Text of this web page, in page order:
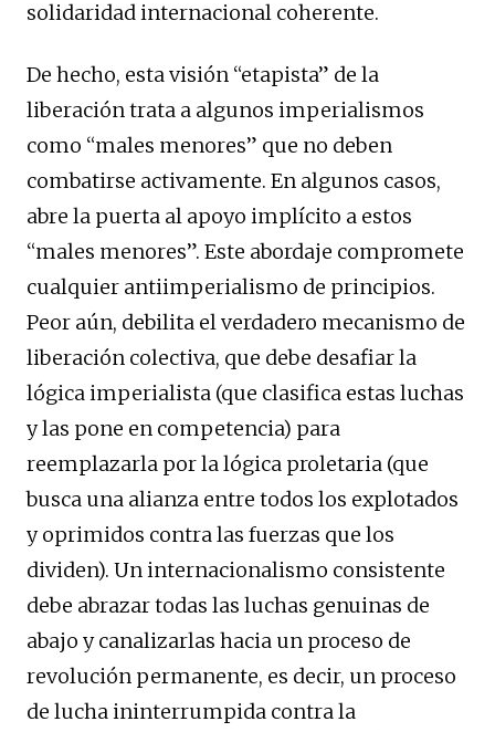
solidaridad internacional coherente.
De hecho, esta visión “etapista” de la
liberación trata a algunos imperialismos
como “males menores” que no deben
combatirse activamente. En algunos casos,
abre la puerta al apoyo implícito a estos
“males menores”. Este abordaje compromete
cualquier antiimperialismo de principios.
Peor aún, debilita el verdadero mecanismo de
liberación colectiva, que debe desafiar la
lógica imperialista (que clasifica estas luchas
y las pone en competencia) para
reemplazarla por la lógica proletaria (que
busca una alianza entre todos los explotados
y oprimidos contra las fuerzas que los
dividen). Un internacionalismo consistente
debe abrazar todas las luchas genuinas de
abajo y canalizarlas hacia un proceso de
revolución permanente, es decir, un proceso
de lucha ininterrumpida contra la